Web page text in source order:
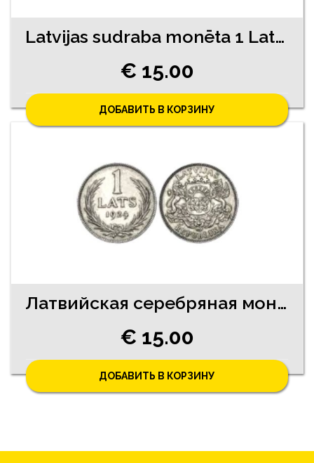
Latvijas sudraba monēta 1 Lats 1924. gada
€ 15.00
ДОБАВИТЬ В КОРЗИНУ
Латвийская серебряная монета 1 лат 1924. год
€ 15.00
ДОБАВИТЬ В КОРЗИНУ